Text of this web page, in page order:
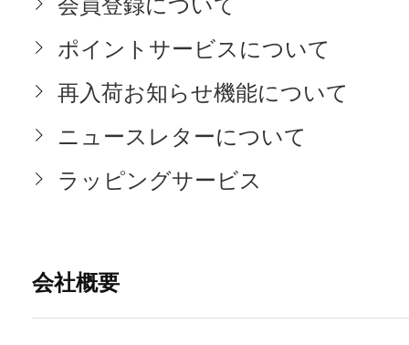
ポイントサービスについて
再入荷お知らせ機能について
ニュースレターについて
ラッピングサービス
会社概要